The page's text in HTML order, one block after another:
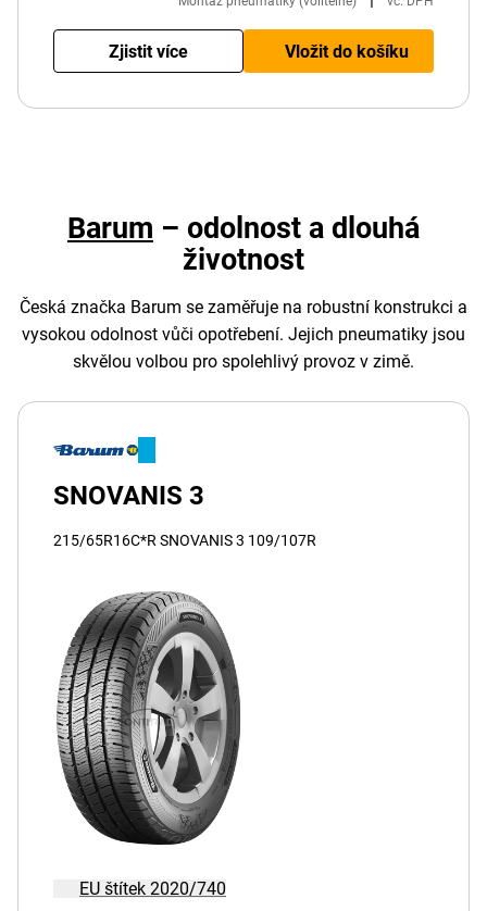
Zjistit více Vložit do košíku
Barum – odolnost a dlouhá
životnost
Česká značka Barum se zaměřuje na robustní konstrukci a
vysokou odolnost vůči opotřebení. Jejich pneumatiky jsou
skvělou volbou pro spolehlivý provoz v zimě.
SNOVANIS 3
215/65R16C*R SNOVANIS 3 109/107R
EU štítek 2020/740